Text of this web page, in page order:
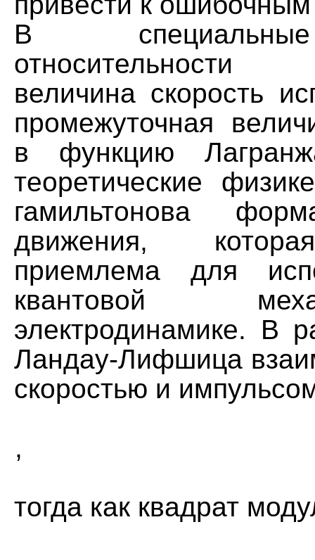
В
относительности
величина скорость
промежуточная
в функцию
теоретические
гамильтонова
движения,
приемлема для
квантовой
электродинамике. В
Ландау-Лифшица
скоростью и
,
тогда как квадрат